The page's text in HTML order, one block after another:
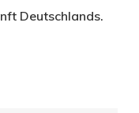
Deutschlands.